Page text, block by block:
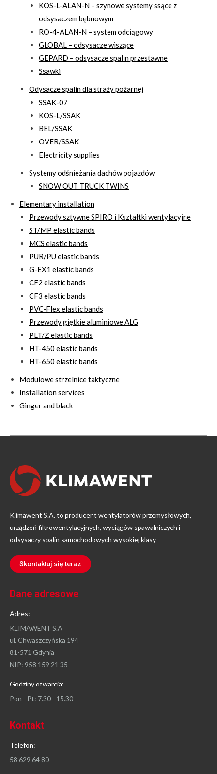
KOS-L-ALAN-N – szynowe systemy ssące z
odsysaczem bębnowym
RO-4-ALAN-N – system odciągowy
GLOBAL – odsysacze wiszące
GEPARD – odsysacze spalin przestawne
Ssawki
Odysacze spalin dla straży pożarnej
SSAK-07
KOS-L/SSAK
BEL/SSAK
OVER/SSAK
Electricity supplies
Systemy odśnieżania dachów pojazdów
SNOW OUT TRUCK TWINS
Elementary installation
Przewody sztywne SPIRO i Kształtki wentylacyjne
ST/MP elastic bands
MCS elastic bands
PUR/PU elastic bands
G-EX1 elastic bands
CF2 elastic bands
CF3 elastic bands
PVC-Flex elastic bands
Przewody giętkie aluminiowe ALG
PLT/Z elastic bands
HT-450 elastic bands
HT-650 elastic bands
Modulowe strzelnice taktyczne
Installation services
Ginger and black
Klimawent S.A. to producent wentylatorów przemysłowych,
urządzeń filtrowentylacyjnych, wyciągów spawalniczych i
odsysaczy spalin samochodowych wysokiej klasy
Skontaktuj się teraz
Dane adresowe
Adres:
KLIMAWENT S.A
ul. Chwaszczyńska 194
81-571 Gdynia
NIP: 958 159 21 35
Godziny otwarcia:
Pon - Pt: 7.30 - 15.30
Kontakt
Telefon:
58 629 64 80